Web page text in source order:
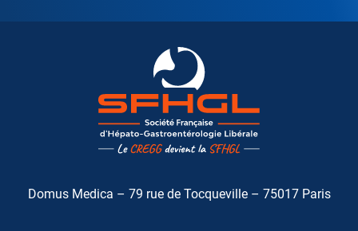
Domus Medica – 79 rue de Tocqueville – 75017 Paris